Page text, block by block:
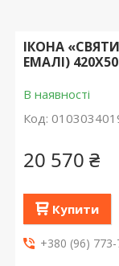
ІКОНА
ЕМАЛІ)
В наявності
Код:
20 570 ₴
Купити
+380 (96)